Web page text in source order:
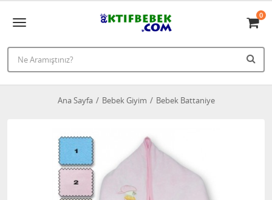
0
Ana Sayfa Bebek Giyim Bebek Battaniye